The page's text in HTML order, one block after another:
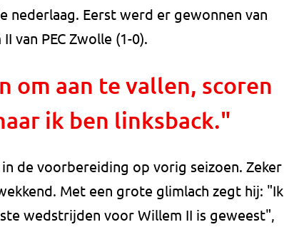
nederlaag. Eerst werd er gewonnen van
van PEC Zwolle (1-0).
om aan te vallen, scoren
ik ben linksback."
de voorbereiding op vorig seizoen. Zeker
Met een grote glimlach zegt hij: "Ik
wedstrijden voor Willem II is geweest",